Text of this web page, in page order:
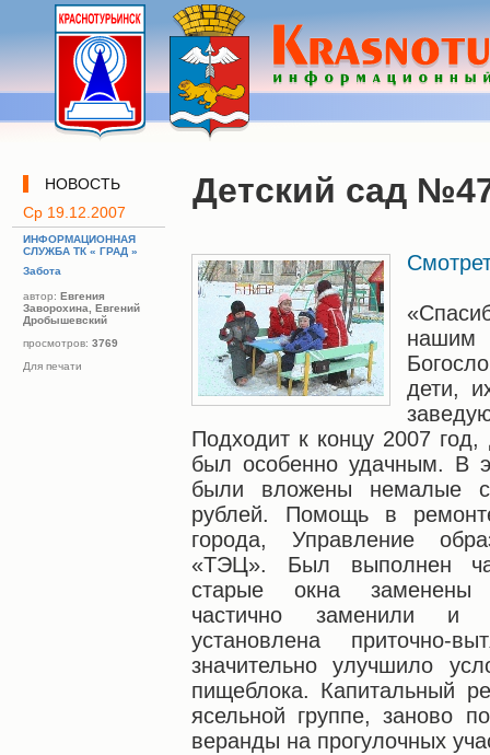
НОВОСТЬ
Ср 19.12.2007
ИНФОРМАЦИОННАЯ
СЛУЖБА ТК « ГРАД »
Забота
автор: Евгения
Заворохина, Евгений
Дробышевский
просмотров: 3769
Для печати
Детский сад
дети,
Подходит к концу 2007
был особенно удачным. В
были вложены немалые
рублей. Помощь в
города, Управление
«ТЭЦ». Был выполнен
старые окна заменены
частично заменили
установлена приточно-
значительно улучшило
пищеблока. Капитальный
ясельной группе, заново
веранды на прогулочных